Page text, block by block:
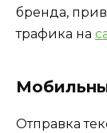
бренда,
трафика на
Отправка